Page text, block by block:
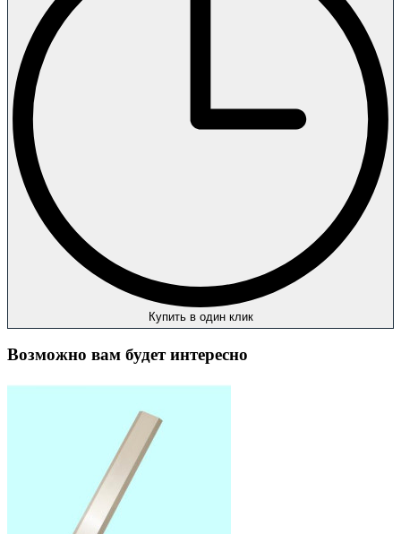
Купить в один клик
Возможно вам будет интересно